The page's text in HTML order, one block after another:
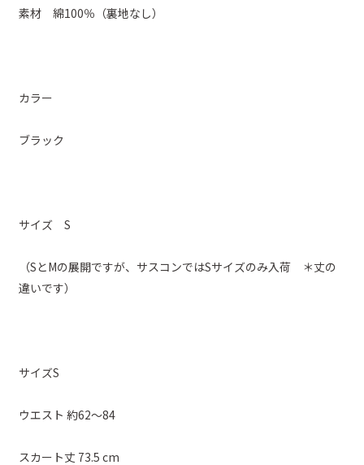
素材 綿100％（裏地なし）
カラー
ブラック
サイズ S
（SとMの展開ですが、サスコンではSサイズのみ入荷 ＊丈の
違いです）
サイズS
ウエスト 約62～84
スカート丈 73.5 cm